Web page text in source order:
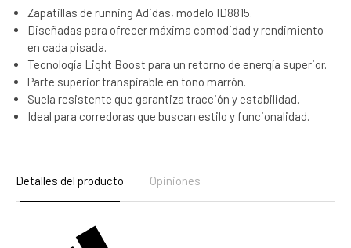
Zapatillas de running Adidas, modelo ID8815.
Diseñadas para ofrecer máxima comodidad y rendimiento
en cada pisada.
Tecnología Light Boost para un retorno de energía superior.
Parte superior transpirable en tono marrón.
Suela resistente que garantiza tracción y estabilidad.
Ideal para corredoras que buscan estilo y funcionalidad.
Detalles del producto Opiniones